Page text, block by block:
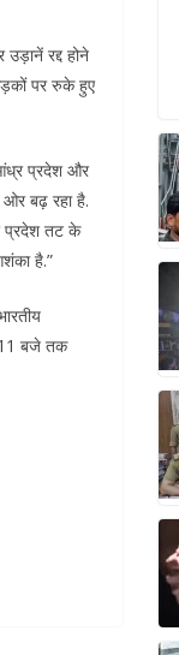
रद्द होने
पर रुके हुए
आंध्र प्रदेश और
ओर बढ़ रहा है.
प्रदेश तट के
है.”
11 बजे तक